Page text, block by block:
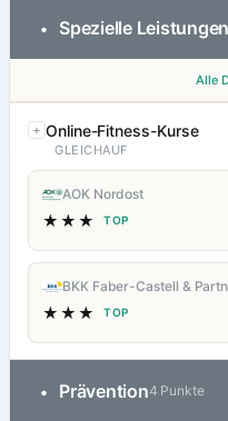
• Spezielle Leistungen
Alle
Online-Fitness-Kurse
GLEICHAUF
AOK Nordost
★★★ TOP
BKK Faber-Castell &
★★★ TOP
• Prävention4 Punkte